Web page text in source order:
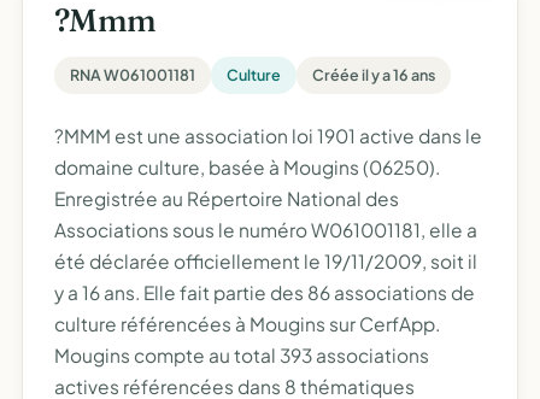
?Mmm
RNA W061001181 Culture Créée il y a 16 ans
?MMM est une association loi 1901 active dans le
domaine culture, basée à Mougins (06250).
Enregistrée au Répertoire National des
Associations sous le numéro W061001181, elle a
été déclarée officiellement le 19/11/2009, soit il
y a 16 ans. Elle fait partie des 86 associations de
culture référencées à Mougins sur CerfApp.
Mougins compte au total 393 associations
actives référencées dans 8 thématiques